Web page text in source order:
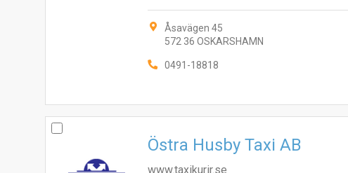
Åsavägen 45
572 36 OSKARSHAMN
0491-18818
Östra Husby Taxi AB
www.taxikurir.se